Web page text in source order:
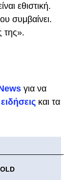
εθιστική.
συμβαίνει.
της».
για να
ειδήσεις και τα